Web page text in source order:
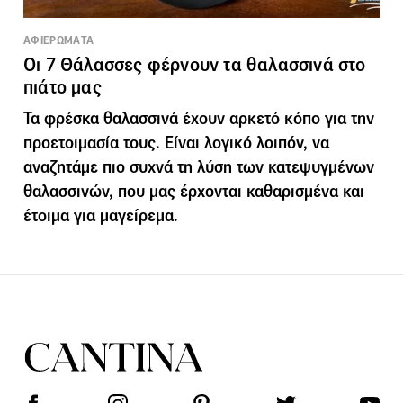
ΑΦΙΕΡΩΜΑΤΑ
Οι 7 Θάλασσες φέρνουν τα θαλασσινά στο
πιάτο μας
Τα φρέσκα θαλασσινά έχουν αρκετό κόπο για την
προετοιμασία τους. Είναι λογικό λοιπόν, να
αναζητάμε πιο συχνά τη λύση των κατεψυγμένων
θαλασσινών, που μας έρχονται καθαρισμένα και
έτοιμα για μαγείρεμα.